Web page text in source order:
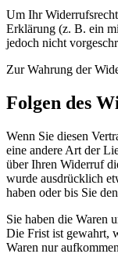
Um Ihr
Erklärung (z. B. ein
jedoch nicht
Zur Wahrung der
Folgen des
Wenn Sie diesen
eine andere Art der
über Ihren Widerruf
wurde ausdrücklich
haben oder bis Sie
Sie haben die Waren
Die Frist ist gewahrt,
Waren nur